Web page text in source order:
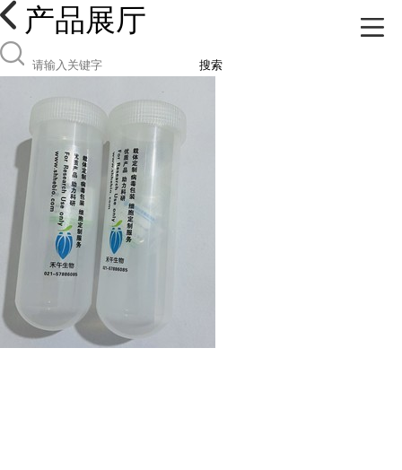
产品展厅
搜索